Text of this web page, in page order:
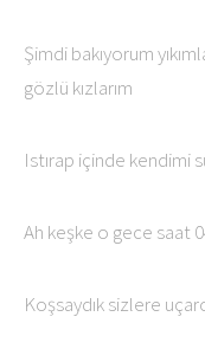
Şimdi bakıyorum
gözlü kızlarım
Istırap içinde kendimi
Ah keşke o gece saat
Koşsaydık sizlere